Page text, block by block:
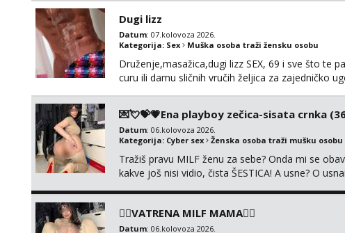
Dugi lizz
Datum: 07.kolovoza 2026.
Kategorija: Sex Muška osoba traži žensku osobu
Druženje,masažica,dugi lizz SEX, 69 i sve što te
curu ili damu sličnih vručih željica za zajedničko
💌💘💝💗Ena playboy zečica-sisata crnka
Datum: 06.kolovoza 2026.
Kategorija: Cyber sex Ženska osoba traži mušku osobu
Tražiš pravu MILF ženu za sebe? Onda mi se
kakve još nisi vidio, čista ŠESTICA! A usne? O
❤️‍🔥VATRENA MILF MAMA❤️‍🔥
Datum: 06.kolovoza 2026.